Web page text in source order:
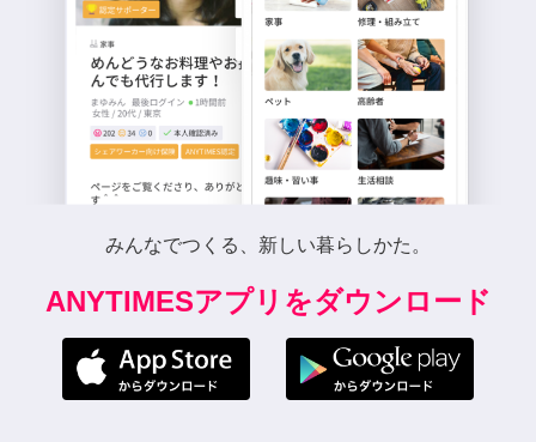
みんなでつくる、新しい暮らしかた。
ANYTIMESアプリをダウンロード